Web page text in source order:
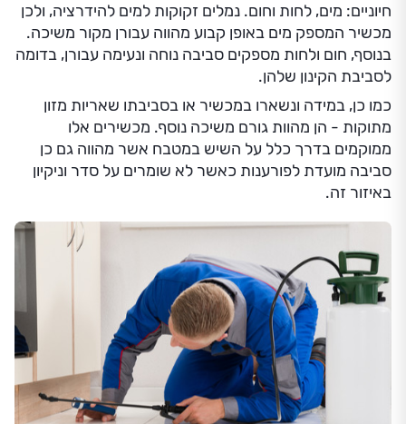
חיוניים: מים, לחות וחום. נמלים זקוקות למים להידרציה, ולכן
מכשיר המספק מים באופן קבוע מהווה עבורן מקור משיכה.
בנוסף, חום ולחות מספקים סביבה נוחה ונעימה עבורן, בדומה
לסביבת הקינון שלהן.
כמו כן, במידה ונשארו במכשיר או בסביבתו שאריות מזון
מתוקות - הן מהוות גורם משיכה נוסף. מכשירים אלו
ממוקמים בדרך כלל על השיש במטבח אשר מהווה גם כן
סביבה מועדת לפורענות כאשר לא שומרים על סדר וניקיון
באיזור זה.